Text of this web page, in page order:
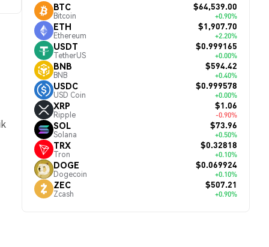
BTC
Bitcoin
$64,539.00
+0.90%
ETH
Ethereum
$1,907.70
+2.20%
USDT
TetherUS
$0.999165
+0.00%
BNB
BNB
$594.42
+0.40%
USDC
USD Coin
$0.999578
+0.00%
XRP
Ripple
$1.06
-0.90%
SOL
Solana
$73.96
+0.50%
TRX
Tron
$0.32818
+0.10%
DOGE
Dogecoin
$0.069924
+0.10%
ZEC
Zcash
$507.21
+0.90%